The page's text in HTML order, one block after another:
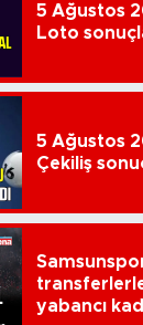
5 Ağustos
Loto
5 Ağustos
Çekiliş
yabancı